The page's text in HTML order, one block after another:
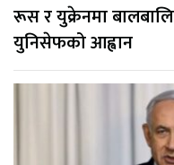
रूस र युक्रेनमा
युनिसेफको आह्वान